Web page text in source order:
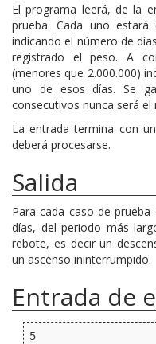
El programa leerá, de la
prueba. Cada uno
indicando el número de
registrado el peso. A
(menores que 2.000.000)
uno de esos días. Se
consecutivos nunca será el
La entrada termina con
deberá procesarse.
Salida
Para cada caso de
días, del periodo más
rebote, es decir un
un ascenso ininterrumpido.
Entrada de
5